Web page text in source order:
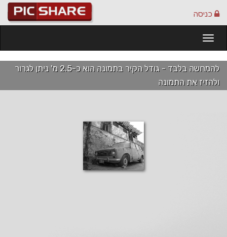
כניסה
להמחשה בלבד - גודל הקיר בתמונה הוא כ-2.5 מ' ניתן לגרור
ולהזיז את התמונה